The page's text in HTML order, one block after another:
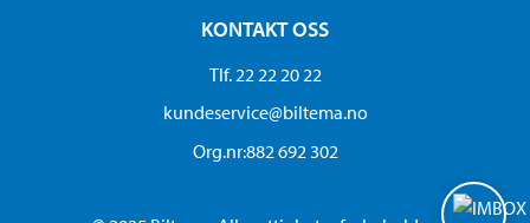
KONTAKT OSS
Tlf. 22 22 20 22
kundeservice@biltema.no
Org.nr:882 692 302